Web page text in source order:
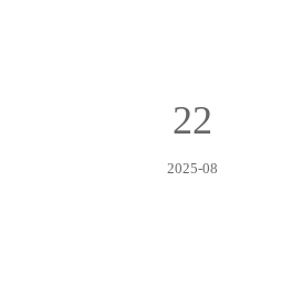
22
2025-08